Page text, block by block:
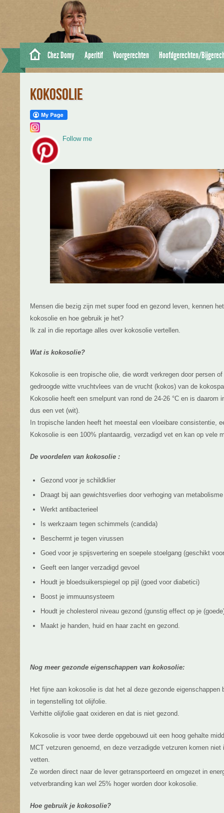
Chez Domy Aperitif Voorgerechten Hoofdgerechten/
KOKOSOLIE
Follow me
Mensen die bezig zijn met super food en gezond leven, kennen
kokosolie en hoe gebruik je het?
Ik zal in die reportage alles over kokosolie vertellen.
Wat is kokosolie?
Kokosolie is een tropische olie, die wordt verkregen door persen
gedroogde witte vruchtvlees van de vrucht (kokos) van de
Kokosolie heeft een smelpunt van rond de 24-26 °C en is daarom
dus een vet (wit).
In tropische landen heeft het meestal een vloeibare consistentie,
Kokosolie is een 100% plantaardig, verzadigd vet en kan op vele
De voordelen van kokosolie :
Gezond voor je schildklier
Draagt bij aan gewichtsverlies door verhoging van metabolisme
Werkt antibacterieel
Is werkzaam tegen schimmels (candida)
Beschermt je tegen virussen
Goed voor je spijsvertering en soepele stoelgang (geschikt
Geeft een langer verzadigd gevoel
Houdt je bloedsuikerspiegel op pijl (goed voor diabetici)
Boost je immuunsysteem
Houdt je cholesterol niveau gezond (gunstig effect op je
Maakt je handen, huid en haar zacht en gezond.
Nog meer gezonde eigenschappen van kokosolie:
Het fijne aan kokosolie is dat het al deze gezonde
in tegenstelling tot olijfolie.
Verhitte olijfolie gaat oxideren en dat is niet gezond.
Kokosolie is voor twee derde opgebouwd uit een hoog gehalte
MCT vetzuren genoemd, en deze verzadigde vetzuren komen
vetten.
Ze worden direct naar de lever getransporteerd en omgezet in
vetverbranding kan wel 25% hoger worden door kokosolie.
Hoe gebruik je kokosolie?